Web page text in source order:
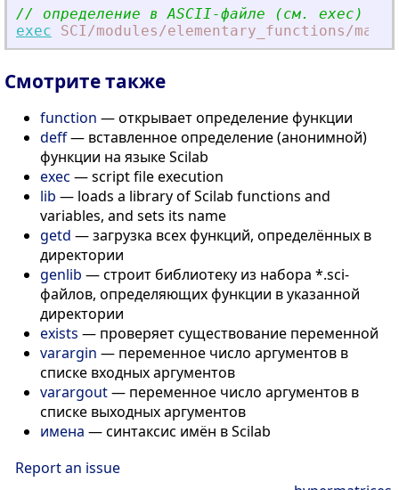
// определение в ASCII-файле (см. exec)
exec
SCI/modules/elementary_functions/
Смотрите также
function — открывает определение функции
deff— вставленное определение (анонимной)
функции на языке Scilab
exec — script file execution
lib — loads a library of Scilab functions and
variables, and sets its name
getd — загрузка всех функций, определённых в
директории
genlib — строит библиотеку из набора *.sci-
файлов, определяющих функции в указанной
директории
exists — проверяет существование переменной
varargin — переменное число аргументов в
списке входных аргументов
varargout— переменное число аргументов в
списке выходных аргументов
имена — синтаксис имён в Scilab
Report an issue